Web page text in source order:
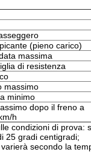
(pieno carico)
massima
di resistenza
massimo
minimo
dopo il freno a
h
condizioni di prova:
25 gradi centigradi;
secondo la